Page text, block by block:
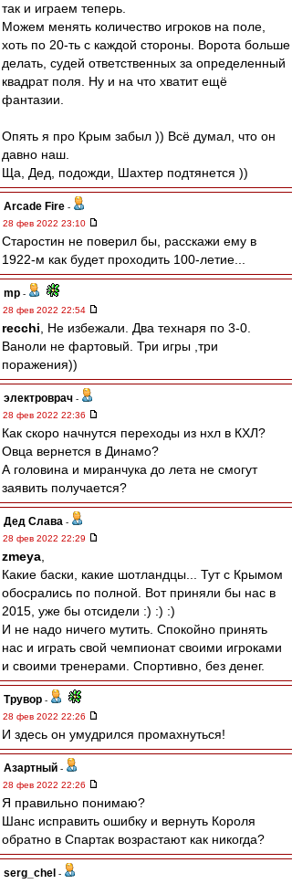
так и играем теперь.
Можем менять количество игроков на поле,
хоть по 20-ть с каждой стороны. Ворота больше
делать, судей ответственных за определенный
квадрат поля. Ну и на что хватит ещё
фантазии.
Опять я про Крым забыл )) Всё думал, что он
давно наш.
Ща, Дед, подожди, Шахтер подтянется ))
Arcade Fire -
28 фев 2022 23:10
Старостин не поверил бы, расскажи ему в
1922-м как будет проходить 100-летие...
mp -
28 фев 2022 22:54
recchi , Не избежали. Два технаря по 3-0.
Ваноли не фартовый. Три игры ,три
поражения))
электроврач -
28 фев 2022 22:36
Как скоро начнутся переходы из нхл в КХЛ?
Овца вернется в Динамо?
А головина и миранчука до лета не смогут
заявить получается?
Дед Слава -
28 фев 2022 22:29
zmeya
Какие баски, какие шотландцы... Тут с Крымом
обосрались по полной. Вот приняли бы нас в
2015, уже бы отсидели :) :) :)
И не надо ничего мутить. Спокойно принять
нас и играть свой чемпионат своими игроками
и своими тренерами. Спортивно, без денег.
Трувор -
28 фев 2022 22:26
И здесь он умудрился промахнуться!
Азартный -
28 фев 2022 22:26
Я правильно понимаю?
Шанс исправить ошибку и вернуть Короля
обратно в Спартак возрастают как никогда?
serg_chel -